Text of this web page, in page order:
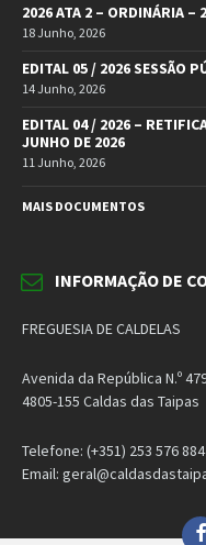
2026 ATA 2 – ORDINÁRIA –
18 Junho, 2026
EDITAL 05 / 2026 SESSÃO
14 Junho, 2026
EDITAL 04 / 2026 –
JUNHO DE 2026
11 Junho, 2026
MAIS DOCUMENTOS
INFORMAÇÃO DE
FREGUESIA DE CALDELAS
Avenida da República N.º
4805-155 Caldas das Taipas
Telefone: (+351) 253 576 884
Email: